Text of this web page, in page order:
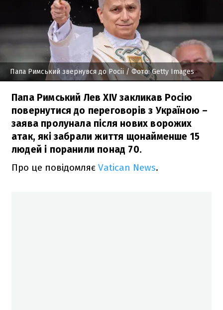
Папа Римський звернувся до Росії / Фото: Getty Images
Папа Римський Лев XIV закликав Росію
повернутися до переговорів з Україною –
заява пролунала після нових ворожих
атак, які забрали життя щонайменше 15
людей і поранили понад 70.
Про це повідомляє Vatican News.